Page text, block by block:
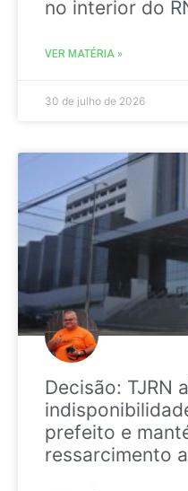
no interior do
VER MATÉRIA »
30 de julho de 2026
Decisão: TJRN
prefeito e
ressarcimento